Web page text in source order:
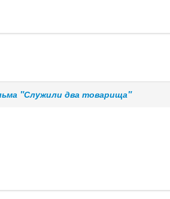
"Служили два товарища"